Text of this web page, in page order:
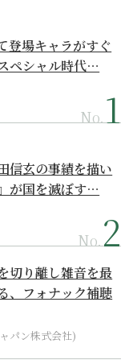
登場キャラがすぐ
ペシャル時代…
No.
信玄の事績を描い
が国を滅ぼす…
No.
切り離し雑音を最
、フォナック補聴
パン株式会社)